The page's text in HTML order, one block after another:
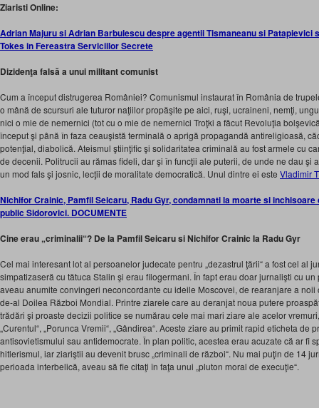
Ziaristi Online:
Adrian Majuru si Adrian Barbulescu despre agentii Tismaneanu si Patapievici
Tokes in Fereastra Serviciilor Secrete
Dizidenţa falsă a unui militant comunist
Cum a început distrugerea României? Comunismul instaurat în România de
o mână de scursuri ale tuturor naţiilor propăşite pe aici, ruşi, ucraineni, nemţi,
nici o mie de nemernici (tot cu o mie de nemernici Troţki a făcut Revoluţia
început şi până în faza ceauşistă terminală o aprigă propagandă antireligioasă,
potenţial, diabolică. Ateismul ştiinţific şi solidaritatea criminală au fost armele cu
de decenii. Politrucii au rămas fideli, dar şi în funcţii ale puterii, de unde ne dau şi
un mod fals şi josnic, lecţii de moralitate democratică. Unul dintre ei este Vladimir
Nichifor Crainic, Pamfil Seicaru, Radu Gyr, condamnati la moarte si
public Sidorovici. DOCUMENTE
Cine erau „criminalii“? De la Pamfil Seicaru si Nichifor Crainic la Radu Gyr
Cel mai interesant lot al persoanelor judecate pentru „dezastrul ţării“ a fost cel al
simpatizaseră cu tătuca Stalin şi erau filogermani. În fapt erau doar jurnalişti cu
aveau anumite convingeri neconcordante cu ideile Moscovei, de rearanjare a
de-al Doilea Război Mondial. Printre ziarele care au deranjat noua putere
trădări şi proaste decizii politice se numărau cele mai mari ziare ale acelor
„Curentul“, „Porunca Vremii“, „Gândirea“. Aceste ziare au primit rapid eticheta
antisovietismului sau antidemocrate. În plan politic, acestea erau acuzate că ar fi
hitlerismul, iar ziariştii au devenit brusc „criminali de război“. Nu mai puţin de 14
perioada interbelică, aveau să fie citaţi în faţa unui „pluton moral de execuţie“.